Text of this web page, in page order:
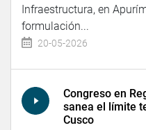
Infraestructura, en
formulación...
20-05-2026
Congreso en
sanea el límite
Cusco